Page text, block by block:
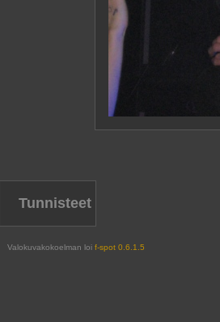
Tunnisteet
Valokuvakokoelman loi f-spot 0.6.1.5